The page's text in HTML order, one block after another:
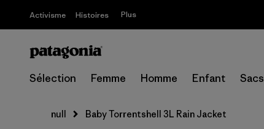
Activisme Histoires Plus
Sélection Femme Homme Enfant Sacs
null Baby Torrentshell 3L Rain Jacket